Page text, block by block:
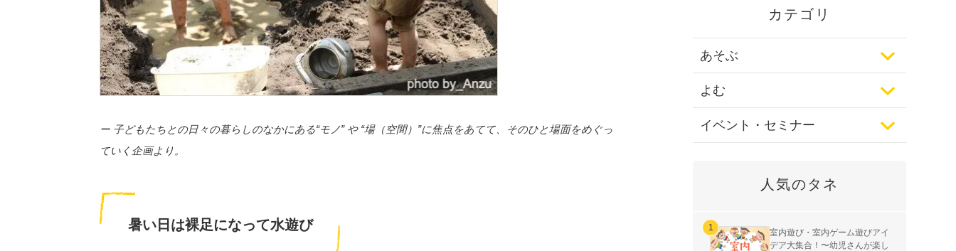
ー 子どもたちとの日々の暮らしのなかにある“モノ” や “場（空間）”に焦点をあてて、そのひと場面をめぐっ
ていく企画より。
暑い日は裸足になって水遊び
カテゴリ
あそぶ
よむ
イベント・セミナー
人気のタネ
室内遊び・室内ゲーム遊びアイ
デア大集合！〜幼児さんが楽し